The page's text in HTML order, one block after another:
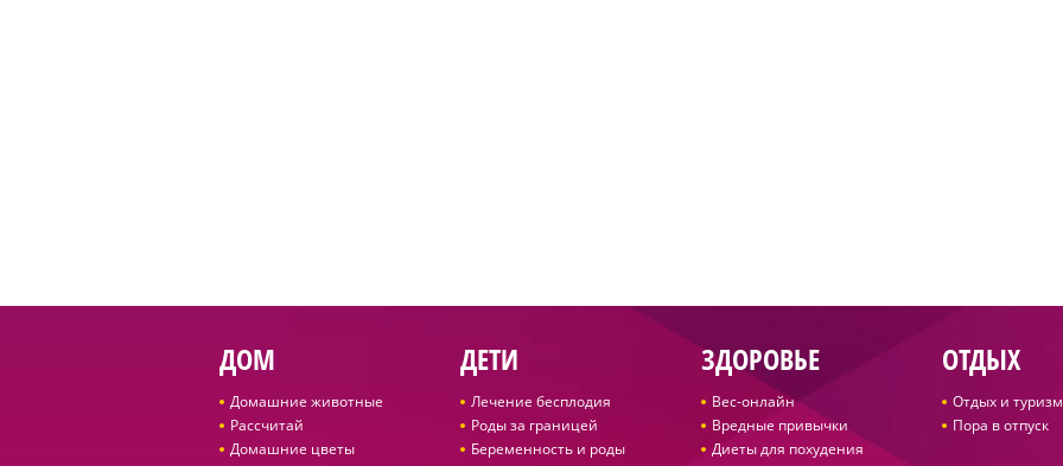
ДОМ
Домашние животные
Рассчитай
Домашние цветы
ДЕТИ
Лечение бесплодия
Роды за границей
Беременность и роды
ЗДОРОВЬЕ
Вес-онлайн
Вредные привычки
Диеты для похудения
ОТДЫХ
Отдых и туризм
Пора в отпуск